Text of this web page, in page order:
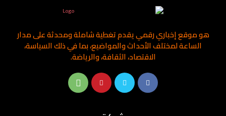
هو موقع إخباري رقمي يقدم تغطية شاملة ومحدثة على مدار
الساعة لمختلف الأحداث والمواضيع، بما في ذلك السياسة،
الاقتصاد، الثقافة، والرياضة.